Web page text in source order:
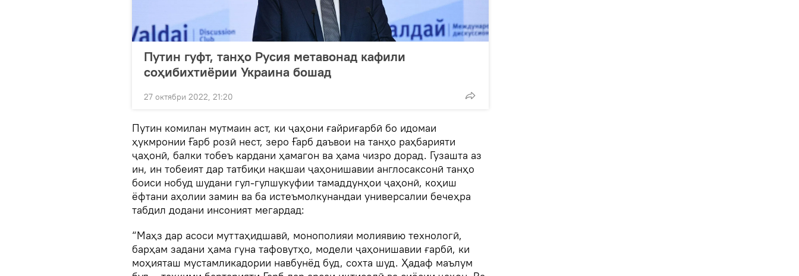
Путин гуфт, танҳо Русия метавонад кафили
соҳибихтиёрии Украина бошад
27 октябри 2022, 21:20
Путин комилан мутмаин аст, ки ҷаҳони ғайриғарбӣ бо идомаи
ҳукмронии Ғарб розӣ нест, зеро Ғарб даъвои на танҳо раҳбарияти
ҷаҳонӣ, балки тобеъ кардани ҳамагон ва ҳама чизро дорад. Гузашта аз
ин, ин тобеият дар татбиқи нақшаи ҷаҳонишавии англосаксонӣ танҳо
боиси нобуд шудани гул-гулшукуфии тамаддунҳои ҷаҳонӣ, коҳиш
ёфтани аҳолии замин ва ба истеъмолкунандаи универсалии бечеҳра
табдил додани инсоният мегардад:
“Маҳз дар асоси муттаҳидшавӣ, монополияи молиявию технологӣ,
барҳам задани ҳама гуна тафовутҳо, модели ҷаҳонишавии ғарбӣ, ки
моҳияташ мустамликадории навбунёд буд, сохта шуд. Ҳадаф маълум